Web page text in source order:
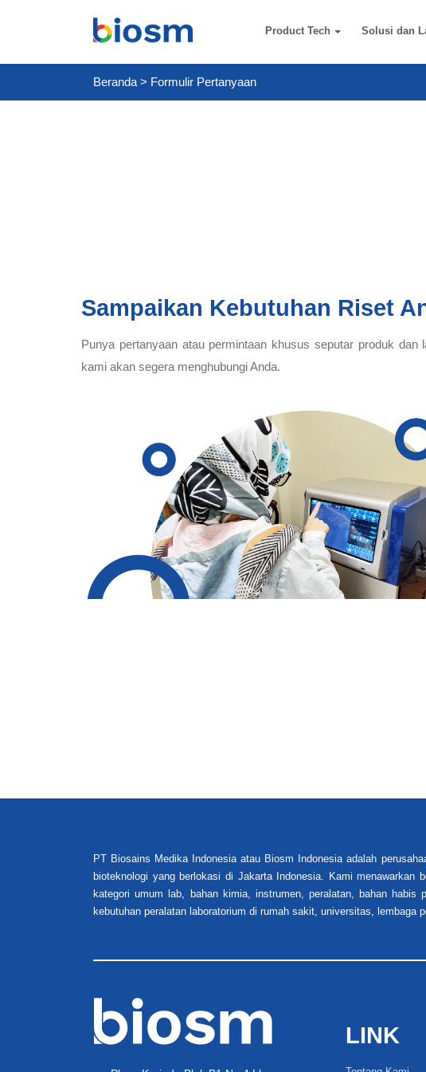
Product Tech Solusi dan
Beranda > Formulir Pertanyaan
Sampaikan Kebutuhan Riset
Punya pertanyaan atau permintaan khusus seputar produk dan
kami akan segera menghubungi Anda.
PT Biosains Medika Indonesia atau Biosm Indonesia adalah
bioteknologi yang berlokasi di Jakarta Indonesia. Kami
kategori umum lab, bahan kimia, instrumen, peralatan, bahan
kebutuhan peralatan laboratorium di rumah sakit, universitas, lembaga
LINK